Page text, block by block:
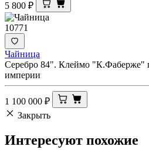
5 800 ₽
10771
Чайница
Серебро 84". Клеймо "К.Фаберже"
империи
1 100 000 ₽
Закрыть
Интересуют похожие